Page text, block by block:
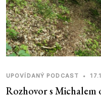
UPOVÍDANÝ PODCAST •
Rozhovor s Michalem